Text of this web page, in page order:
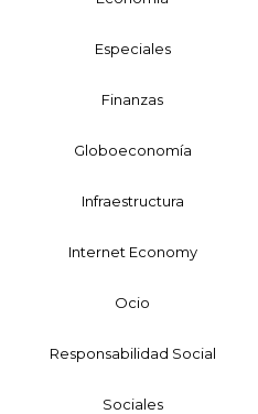
Especiales
Finanzas
Globoeconomía
Infraestructura
Internet Economy
Ocio
Responsabilidad Social
Sociales